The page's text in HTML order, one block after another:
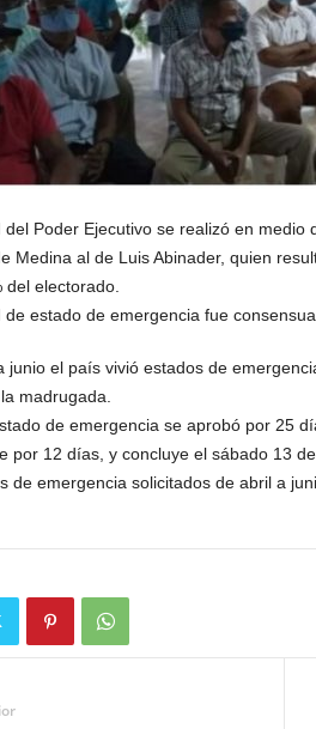
del Poder Ejecutivo se realizó en
Medina al de Luis Abinader, quien
del electorado.
de estado de emergencia fue
junio el país vivió estados de
madrugada.
de emergencia se aprobó por 25
por 12 días, y con­cluye el sábado 13 de
de emergencia solicitados de abril a